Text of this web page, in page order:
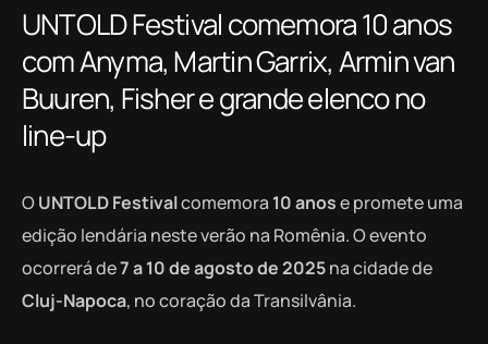
UNTOLD Festival comemora 10 anos
com Anyma, Martin Garrix, Armin van
Buuren, Fisher e grande elenco no
line-up
OUNTOLD Festivalcomemora 10 anose promete uma
edição lendária neste verão na Romênia. O evento
ocorrerá de7 a 10 de agosto de 2025na cidade de
Cluj-Napoca, no coração da Transilvânia.